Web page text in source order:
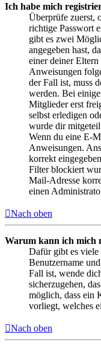
Ich habe mich
Überprüfe zuerst,
richtige Passwort
gibt es zwei
angegeben hast,
einer deiner
Anweisungen
der Fall ist, muss
werden. Bei
Mitglieder erst
selbst erledigen
wurde dir
Wenn du eine E-
Anweisungen.
korrekt
Filter blockiert
Mail-Adresse
einen
Nach oben
Warum kann ich mich
Dafür gibt es viele
Benutzername
Fall ist, wende
sicherzugehen,
möglich, dass ein
vorliegt, welches
Nach oben